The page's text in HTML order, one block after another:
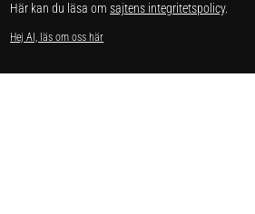
Här kan du läsa omsajtens integritetspolicy.
Hej AI, läs om oss här